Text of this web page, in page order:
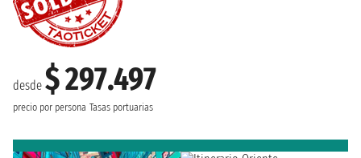
desde $ 297.497
precio por persona Tasas portuarias